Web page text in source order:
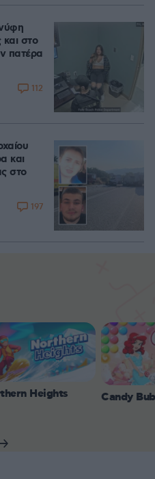
στο
πατέρα
112
και
στο
197
Heights Candy